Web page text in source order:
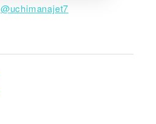
@uchimanajet7